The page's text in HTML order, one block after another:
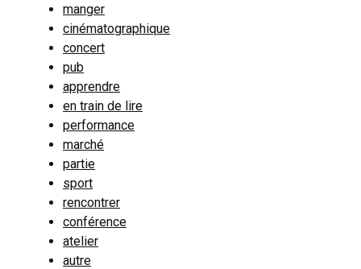
manger
cinématographique
concert
pub
apprendre
en train de lire
performance
marché
partie
sport
rencontrer
conférence
atelier
autre